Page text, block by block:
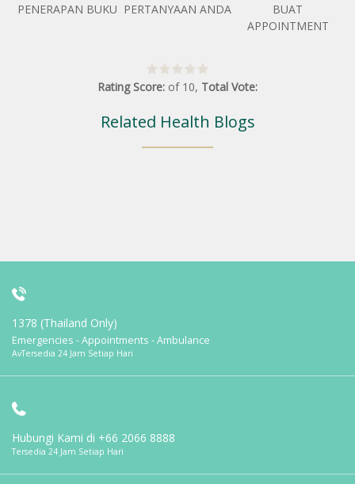
PENERAPAN BUKU PERTANYAAN ANDA
BUAT
APPOINTMENT
Rating Score: of 10, Total Vote:
Related Health Blogs
1378 (Thailand Only)
Emergencies - Appointments - Ambulance
AvTersedia 24 Jam Setiap Hari
Hubungi Kami di +66 2066 8888
Tersedia 24 Jam Setiap Hari